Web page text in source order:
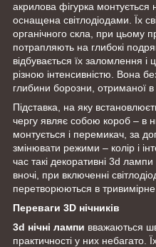
акрилова фігурка монтується
оснащена світлодіодами. Їх
органічного скла, при цьому
потрапляють на глибокі
відбувається їх заломлення і
різною інтенсивністю. Вона
глибини борозни, отриманої в
Підставка, на яку
чергу являє собою короб – в
монтується і перемикач, за
змінювати режими – колір і
час такі декоративні 3d лампи
вночі, при включенні
перетворюються в
Переваги 3D нічників
3d нічні лампи вважаються
практичності у них небагато.